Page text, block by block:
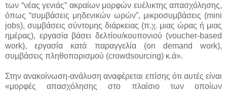
των “νέας γενιάς” ακραίων μορφών ευέλικτης απασχόλησης,
όπως “συμβάσεις μηδενικών ωρών”, μικροσυμβάσεις (mini
jobs), συμβάσεις σύντομης διάρκειας (π.χ. μιας ώρας ή μιας
ημέρας), εργασία βάσει δελτίου/κουπονιού (voucher-based
work), εργασία κατά παραγγελία (on demand work),
συμβάσεις πληθοπορισμού (crowdsourcing) κ.ά».
Στην ανακοίνωση-ανάλυση αναφέρεται επίσης ότι αυτές είναι
«μορφές απασχόλησης στο πλαίσιο των οποίων